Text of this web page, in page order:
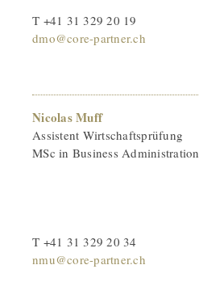
T +41 31 329 20 19
dmo@core-partner.ch
Nicolas Muff
Assistent Wirtschaftsprüfung
MSc in Business Administration
T +41 31 329 20 34
nmu@core-partner.ch